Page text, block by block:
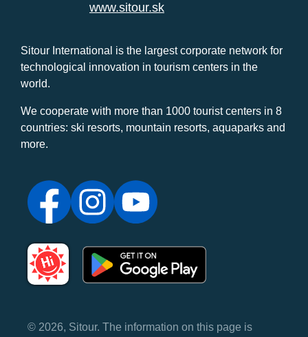
www.sitour.sk
Sitour International is the largest corporate network for
technological innovation in tourism centers in the
world.
We cooperate with more than 1000 tourist centers in 8
countries: ski resorts, mountain resorts, aquaparks and
more.
© 2026, Sitour. The information on this page is